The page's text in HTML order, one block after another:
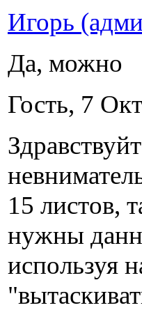
Игорь
Да, можно
Гость, 7
15 листов,
нужны
используя